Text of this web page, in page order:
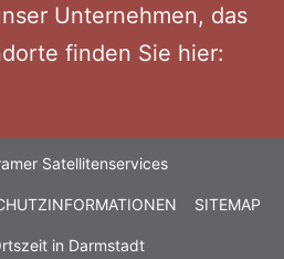
Unter­nehmen, das
finden Sie hier:
Satellitenservices
SITEMAP
in Darmstadt